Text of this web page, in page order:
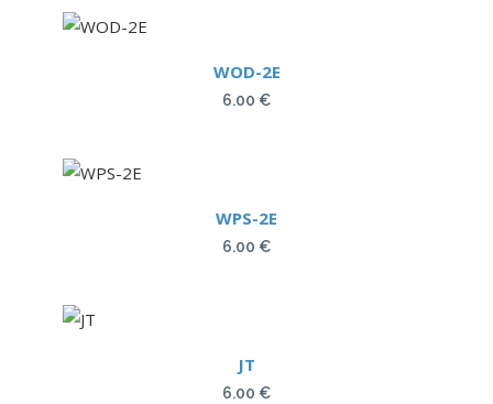
WOD-2E
6.00 €
WPS-2E
6.00 €
JT
6.00 €